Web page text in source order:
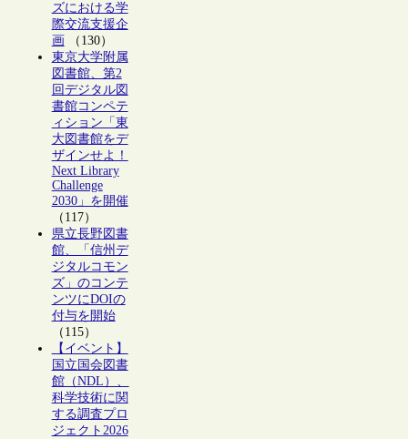
ズにおける学
際交流支援企
画 （130）
東京大学附属
図書館、第2
回デジタル図
書館コンペテ
ィション「東
大図書館をデ
ザインせよ！
Next Library
Challenge
2030」を開催
（117）
県立長野図書
館、「信州デ
ジタルコモン
ズ」のコンテ
ンツにDOIの
付与を開始
（115）
【イベント】
国立国会図書
館（NDL）、
科学技術に関
する調査プロ
ジェクト2026